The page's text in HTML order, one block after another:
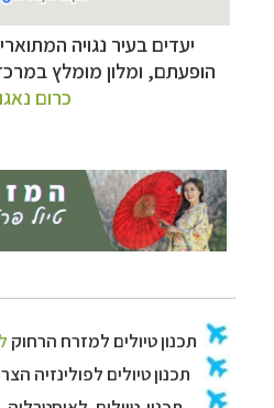
יעדים בעיר נגויה
הופעתם, ומלון מומלץ
כרום
תכנוןטיולים
תכנוןטיולים